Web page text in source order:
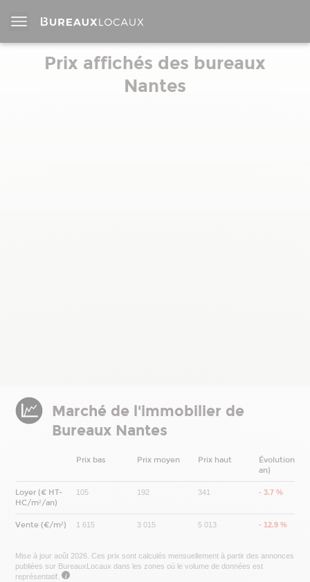
Prix affichés des bureaux
Nantes
Marché de l'immobilier de
Bureaux Nantes
Prix bas Prix moyen Prix haut
Évolution (1
an)
Loyer (€ HT-
HC/m²/an)
105 192 341 - 3.7 %
Vente (€/m²) 1 615 3 015 5 013 - 12.9 %
Mise à jour août 2026. Ces prix sont calculés mensuellement à partir des annonces
publiées sur BureauxLocaux dans les zones où le volume de données est
représentatif.
i